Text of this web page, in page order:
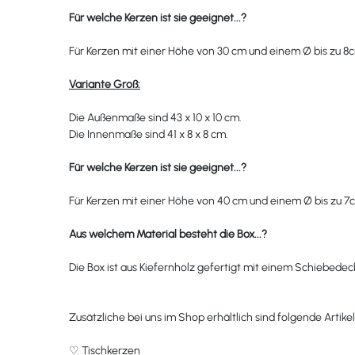
Für welche Kerzen ist sie geeignet...?
Für Kerzen mit einer Höhe von 30 cm und einemØ bis zu
Variante Groß:
Die Außenmaße sind 43 x 10 x 10 cm.
Die Innenmaße sind 41 x 8 x 8 cm.
Für welche Kerzen ist sie geeignet...?
Für Kerzen mit einer Höhe von 40 cm und einemØ bis zu
Aus welchem Material besteht die Box...?
Die Box ist aus Kiefernholz gefertigt mit einem
Zusätzliche bei uns im Shop erhältlich sind folgende
♡ Tischkerzen